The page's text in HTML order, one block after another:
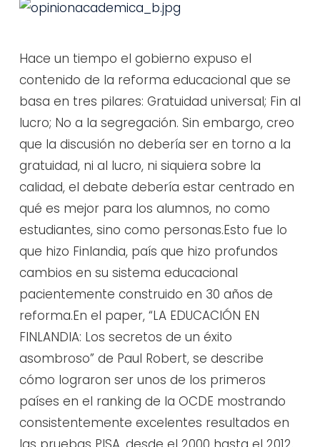
Hace un tiempo el gobierno expuso el
contenido de la reforma educacional que se
basa en tres pilares: Gratuidad universal; Fin al
lucro; No a la segregación. Sin embargo, creo
que la discusión no debería ser en torno a la
gratuidad, ni al lucro, ni siquiera sobre la
calidad, el debate debería estar centrado en
qué es mejor para los alumnos, no como
estudiantes, sino como personas.Esto fue lo
que hizo Finlandia, país que hizo profundos
cambios en su sistema educacional
pacientemente construido en 30 años de
reforma.En el paper, “LA EDUCACIÓN EN
FINLANDIA: Los secretos de un éxito
asombroso” de Paul Robert, se describe
cómo lograron ser unos de los primeros
países en el ranking de la OCDE mostrando
consistentemente excelentes resultados en